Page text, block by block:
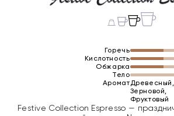
Горечь
Кислотность
Обжарка
Тело
АроматДревесный,
Зерновой,
Фруктовый
Festive Collection Espresso —